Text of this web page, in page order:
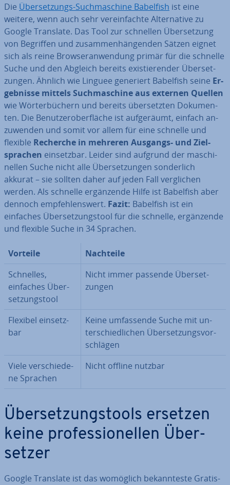
Die Über­set­zungs-Such­ma­schi­ne Babelfish ist eine
weitere, wenn auch sehr ver­ein­fach­te Al­ter­na­ti­ve zu
Google Translate. Das Tool zur schnellen Über­set­zung
von Begriffen und zu­sam­men­hän­gen­den Sätzen eignet
sich als reine Brow­ser­an­wen­dung primär für die schnelle
Suche und den Abgleich bereits exis­tie­ren­der Über­set­
zun­gen. Ähnlich wie Linguee generiert Babelfish seine Er­
geb­nis­se mittels Such­ma­schi­neaus externen Quellen
wie Wör­ter­bü­chern und bereits über­setz­ten Do­ku­men­
ten. Die Be­nut­zer­ober­flä­che ist auf­ge­räumt, einfach an­
zu­wen­den und somit vor allem für eine schnelle und
flexible Recherche in mehreren Ausgangs- und Ziel­
spra­chen ein­setz­bar. Leider sind aufgrund der ma­schi­
nel­len Suche nicht alle Über­set­zun­gen son­der­lich
akkurat – sie sollten daher auf jeden Fall ver­gli­chen
werden. Als schnelle er­gän­zen­de Hilfe ist Babelfish aber
dennoch emp­feh­lens­wert. Fazit: Babelfish ist ein
einfaches Über­set­zungs­tool für die schnelle, er­gän­zen­de
und flexible Suche in 34 Sprachen.
Vorteile
Nachteile
Schnelles,
einfaches Über­
set­zungs­tool
Nicht immer passende Über­set­
zun­gen
Flexibel ein­setz­
bar
Keine um­fas­sen­de Suche mit un­
ter­schied­li­chen Über­set­zungs­vor­
schlä­gen
Viele ver­schie­de­
ne Sprachen
Nicht offline nutzbar
Über­set­zungs­tools ersetzen
keine pro­fes­sio­nel­len Über­
set­zer
Google Translate ist das womöglich be­kann­tes­te Gratis-